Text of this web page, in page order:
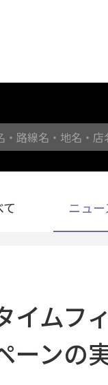
・路線名・地名・店
て ニュー
イム
ーンの